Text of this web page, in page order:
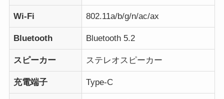
Wi-Fi 802.11a/b/g/n/ac/ax
Bluetooth Bluetooth 5.2
スピーカー ステレオスピーカー
充電端子 Type-C